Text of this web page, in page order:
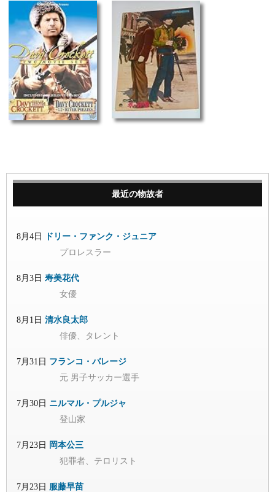
最近の物故者
8月4日
ドリー・ファンク・ジュニア
プロレスラー
8月3日 寿美花代
女優
8月1日 清水良太郎
俳優、タレント
7月31日 フランコ・バレージ
元 男子サッカー選手
7月30日 ニルマル・プルジャ
登山家
7月23日 岡本公三
犯罪者、テロリスト
7月23日 服藤早苗